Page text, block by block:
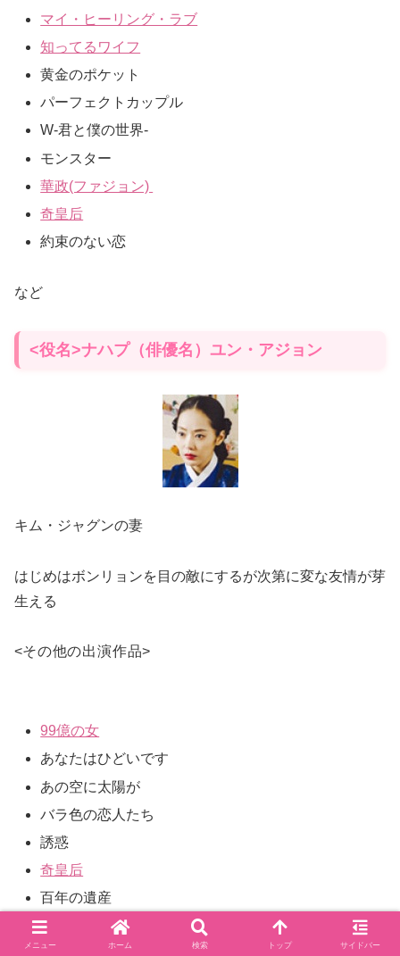
マイ・ヒーリング・ラブ
知ってるワイフ
黄金のポケット
パーフェクトカップル
W-君と僕の世界-
モンスター
華政(ファジョン)
奇皇后
約束のない恋
など
<役名>ナハプ（俳優名）ユン・アジョン
キム・ジャグンの妻
はじめはボンリョンを目の敵にするが次第に変な友情が芽
生える
<その他の出演作品>
99億の女
あなたはひどいです
あの空に太陽が
バラ色の恋人たち
誘惑
奇皇后
百年の遺産
人生で最も輝く時間
メニュー ホーム 検索 トップ サイドバー